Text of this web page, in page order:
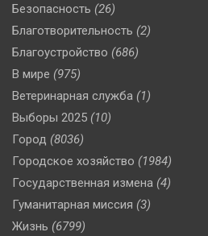
Безопасность (26)
Благотворительность (2)
Благоустройство (686)
В мире (975)
Ветеринарная служба (1)
Выборы 2025 (10)
Город (8036)
Городское хозяйство (1984)
Государственная измена (4)
Гуманитарная миссия (3)
Жизнь (6799)